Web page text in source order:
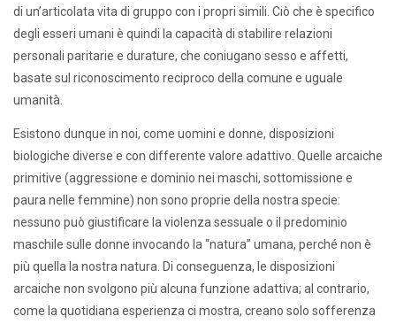
di un’articolata vita di gruppo con i propri simili. Ciò che è specifico
degli esseri umani è quindi la capacità di stabilire relazioni
personali paritarie e durature, che coniugano sesso e affetti,
basate sul riconoscimento reciproco della comune e uguale
umanità.
Esistono dunque in noi, come uomini e donne, disposizioni
biologiche diverse e con differente valore adattivo. Quelle arcaiche
primitive (aggressione e dominio nei maschi, sottomissione e
paura nelle femmine) non sono proprie della nostra specie:
nessuno può giustificare la violenza sessuale o il predominio
maschile sulle donne invocando la “natura” umana, perché non è
più quella la nostra natura. Di conseguenza, le disposizioni
arcaiche non svolgono più alcuna funzione adattiva; al contrario,
come la quotidiana esperienza ci mostra, creano solo sofferenza